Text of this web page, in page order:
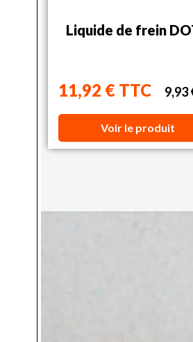
Liquide de frein
11,92 € TTC 9,93
Voir le produit